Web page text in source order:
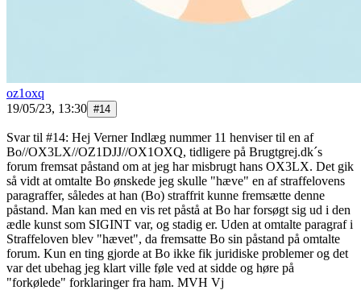
oz1oxq
19/05/23, 13:30 #14
Svar til #14: Hej Verner Indlæg nummer 11 henviser til en af
Bo//OX3LX//OZ1DJJ//OX1OXQ, tidligere på Brugtgrej.dk´s
forum fremsat påstand om at jeg har misbrugt hans OX3LX. Det gik
så vidt at omtalte Bo ønskede jeg skulle "hæve" en af straffelovens
paragraffer, således at han (Bo) straffrit kunne fremsætte denne
påstand. Man kan med en vis ret påstå at Bo har forsøgt sig ud i den
ædle kunst som SIGINT var, og stadig er. Uden at omtalte paragraf i
Straffeloven blev "hævet", da fremsatte Bo sin påstand på omtalte
forum. Kun en ting gjorde at Bo ikke fik juridiske problemer og det
var det ubehag jeg klart ville føle ved at sidde og høre på
"forkølede" forklaringer fra ham. MVH Vj